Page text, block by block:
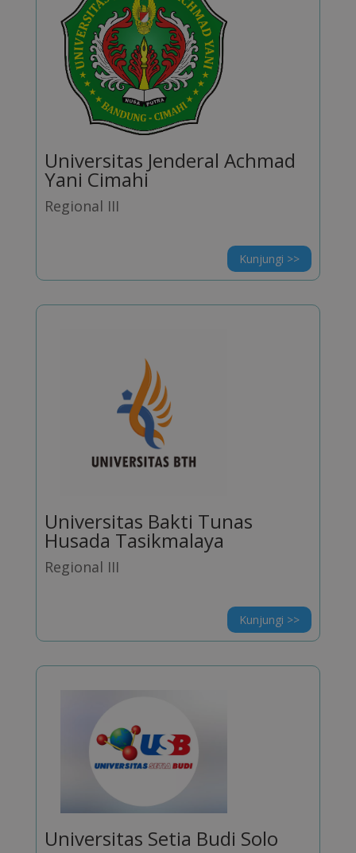
Universitas Jenderal Achmad
Yani Cimahi
Regional III
Kunjungi >>
Universitas Bakti Tunas
Husada Tasikmalaya
Regional III
Kunjungi >>
Universitas Setia Budi Solo